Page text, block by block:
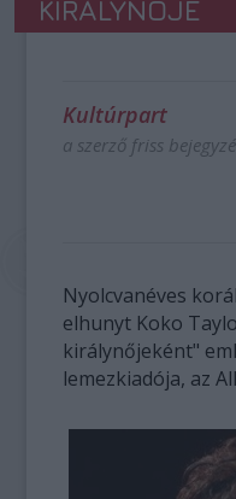
KIRÁLYNŐJE
Kultúrpart
a szerző friss
Nyolcvanéves
elhunyt Koko
királynőjeként"
lemezkiadója, az